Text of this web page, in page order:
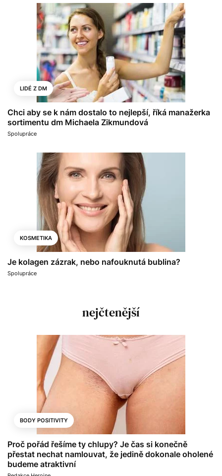
LIDÉ Z DM
Chci aby se k nám dostalo to nejlepší, říká manažerka
sortimentu dm Michaela Zikmundová
Spolupráce
KOSMETIKA
Je kolagen zázrak, nebo nafouknutá bublina?
Spolupráce
nejčtenější
BODY POSITIVITY
Proč pořád řešíme ty chlupy? Je čas si konečně
přestat nechat namlouvat, že jedině dokonale oholené
budeme atraktivní